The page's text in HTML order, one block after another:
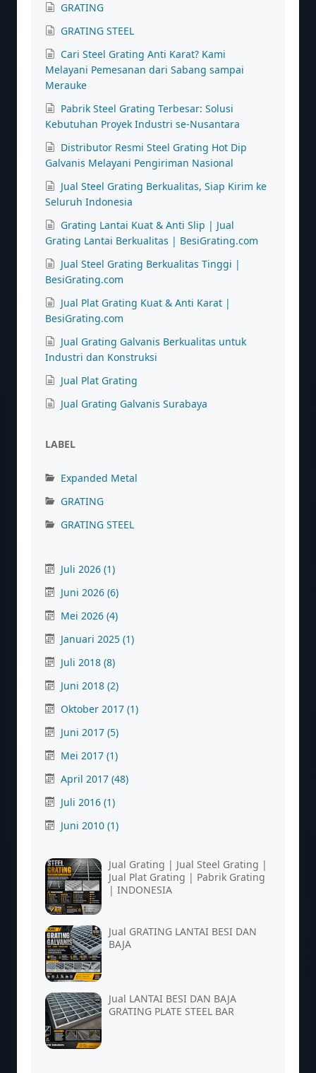
GRATING
GRATING STEEL
Cari Steel Grating Anti Karat? Kami
Melayani Pemesanan dari Sabang sampai
Merauke
Pabrik Steel Grating Terbesar: Solusi
Kebutuhan Proyek Industri se-Nusantara
Distributor Resmi Steel Grating Hot Dip
Galvanis Melayani Pengiriman Nasional
Jual Steel Grating Berkualitas, Siap Kirim ke
Seluruh Indonesia
Grating Lantai Kuat & Anti Slip | Jual
Grating Lantai Berkualitas | BesiGrating.com
Jual Steel Grating Berkualitas Tinggi |
BesiGrating.com
Jual Plat Grating Kuat & Anti Karat |
BesiGrating.com
Jual Grating Galvanis Berkualitas untuk
Industri dan Konstruksi
Jual Plat Grating
Jual Grating Galvanis Surabaya
LABEL
Expanded Metal
GRATING
GRATING STEEL
Juli 2026 (1)
Juni 2026 (6)
Mei 2026 (4)
Januari 2025 (1)
Juli 2018 (8)
Juni 2018 (2)
Oktober 2017 (1)
Juni 2017 (5)
Mei 2017 (1)
April 2017 (48)
Juli 2016 (1)
Juni 2010 (1)
Jual Grating | Jual Steel Grating |
Jual Plat Grating | Pabrik Grating
| INDONESIA
Jual GRATING LANTAI BESI DAN
BAJA
Jual LANTAI BESI DAN BAJA
GRATING PLATE STEEL BAR